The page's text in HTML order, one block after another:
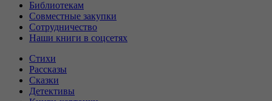
Библиотекам
Совместные закупки
Сотрудничество
Наши книги в соцсетях
Стихи
Рассказы
Сказки
Детективы